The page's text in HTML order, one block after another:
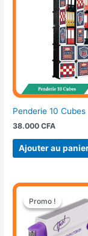
Penderie 10 Cubes
38.000CFA
Ajouter au
Promo !
Promo !
Le
prix
initial
était :
15.000